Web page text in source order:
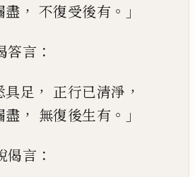
盡 ， 不復受後有 。」
答言 ：
具足 ， 正行已清淨 ，
盡 ， 無復後生有 。」
偈言 ：